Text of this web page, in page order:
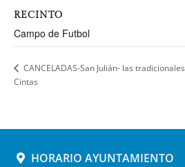
RECINTO
Campo de Futbol
CANCELADAS-San Julián- las tradicionales
Cintas
HORARIO AYUNTAMIENTO